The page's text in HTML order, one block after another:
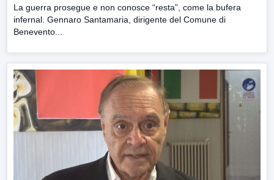
La guerra prosegue e non conosce “resta”, come la bufera
infernal. Gennaro Santamaria, dirigente del Comune di
Benevento...